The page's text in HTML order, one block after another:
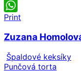
Skype
WhatsApp
Print
Zuzana
Špaldové keksíky
Punčová torta